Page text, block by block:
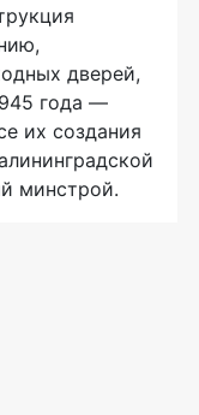
дверей,
года —
их создания
минстрой.